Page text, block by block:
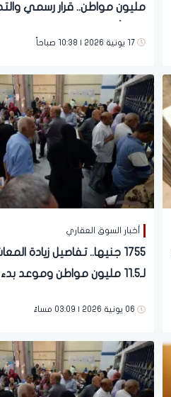
مليون مواطن.. قرار رسمي
17 يونية 2026 | 10:38 صباحاً
أخبار السوق العقاري
1755 جنيها.. تفاصيل زيادة
لـ11.5 مليون مواطن وموعد بدء
06 يونية 2026 | 03:09 مساءً